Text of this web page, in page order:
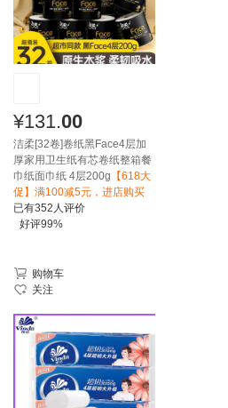
¥131.00
洁柔[32卷]卷纸黑Face4层加
厚家用卫生纸有芯卷纸整箱餐
巾纸面巾纸 4层200g 【618大
促】满100减5元，进店购买
已有352 人评价
好评99%
购物车
关注